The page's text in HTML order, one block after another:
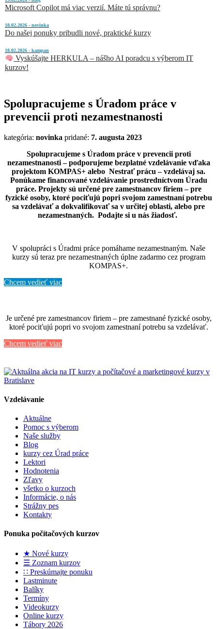
Microsoft Copilot má viac verzií. Máte tú správnu?
18.02.2026 - novinka
Do našej ponuky pribudli nové, praktické kurzy
18.02.2026 - kampan
Vyskúšajte HERKULA – nášho AI poradcu s výberom IT
kurzov!
Spolupracujeme s Úradom práce v
prevencii proti nezamestnanosti
kategória: novinka pridané: 7. augusta 2023
Spolupracujeme s Úradom práce v prevencii proti
nezamestnanosti – podporujeme bezplatné vzdelávanie vďaka
projektom KOMPAS+ alebo Nestrať prácu – vzdelávaj sa.
Ponúkame financované vzdelávanie prostredníctvom Úradu
práce. Projekty sú určené pre zamestnancov firiem – pre
fyzické osoby, ktoré pociťujú popri svojom zamestnaní potrebu
sa vzdelávať a dokvalifikovať sa v určitej oblasti, alebo pre
nezamestnaných. Podajte si u nás žiadosť.
V spolupráci s Úradmi práce pomáhame nezamestnaným. Naše
kurzy sú teraz pre nezamestnaných úplne zadarmo cez program
KOMPAS+.
Chcem vedieť viac
Je určené pre zamestnancov firiem – pre zamestnané fyzické osoby,
ktoré pociťujú popri vo svojom zamestnaní potrebu sa vzdelávať.
Chcem vedieť viac
Vzdelávanie
Aktuálne
Pomoc s výberom
Naše služby
Blog
kurzy cez Úrad práce
Lektori
Hodnotenia
Zľavy
všetko o kurzoch
Informácie, o nás
Strážny pes
Kontakty
Ponuka počítačových kurzov
★ Nové kurzy
☰ Zoznam kurzov
∷ Preskúmajte ponuku
Lastminute
Balíky
Termíny
Videokurzy
Online kurzy
Tábory 2026